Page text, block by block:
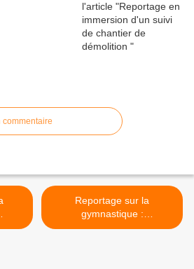
commentaire
Reportage sur la
gymnastique :
"Gymnastes", Année 2013,